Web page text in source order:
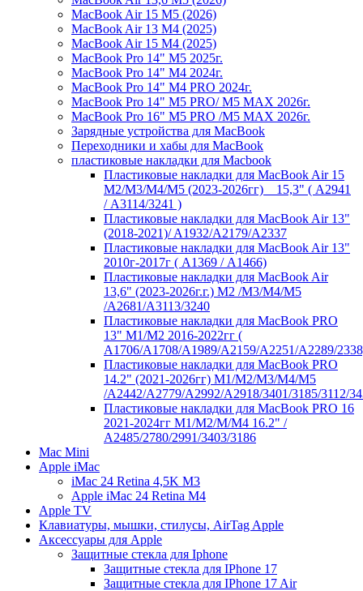
MacBook Air 15 M5 (2026)
MacBook Air 13 M4 (2025)
MacBook Air 15 M4 (2025)
MacBook Pro 14" M5 2025г.
MacBook Pro 14" M4 2024г.
MacBook Pro 14" M4 PRO 2024г.
MacBook Pro 14" M5 PRO/ M5 MAX 2026г.
MacBook Pro 16" M5 PRO /M5 MAX 2026г.
Зарядные устройства для MacBook
Переходники и хабы для MacBook
пластиковые накладки для Macbook
Пластиковые накладки для MacBook Air 15
M2/M3/M4/M5 (2023-2026гг) _ 15,3" ( А2941
/ А3114/3241 )
Пластиковые накладки для MacBook Air 13"
(2018-2021)/ A1932/A2179/A2337
Пластиковые накладки для MacBook Air 13"
2010г-2017г ( А1369 / А1466)
Пластиковые накладки для MacBook Air
13,6" (2023-2026г.г.) M2 /M3/M4/M5
/A2681/A3113/3240
Пластиковые накладки для MacBook PRO
13" M1/M2 2016-2022гг (
А1706/A1708/A1989/A2159/A2251/A2289/
Пластиковые накладки для MacBook PRO
14.2" (2021-2026гг) M1/M2/M3/M4/M5
/A2442/A2779/A2992/A2918/3401/3185/3112/
Пластиковые накладки для MacBook PRO 16
2021-2024гг M1/M2/M/M4 16.2" /
А2485/2780/2991/3403/3186
Mac Mini
Apple iMac
iMac 24 Retina 4,5K M3
Apple iMac 24 Retina M4
Apple TV
Клавиатуры, мышки, стилусы, AirTag Apple
Аксессуары для Apple
Защитные стекла для Iphone
Защитные стекла для IPhone 17
Защитные стекла для IPhone 17 Air